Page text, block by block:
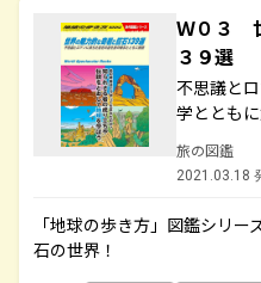
Ｗ０３
３９選
不思議と
学ととも
旅の図鑑
2021.03.18
「地球の歩き方」図鑑シリ
石の世界！